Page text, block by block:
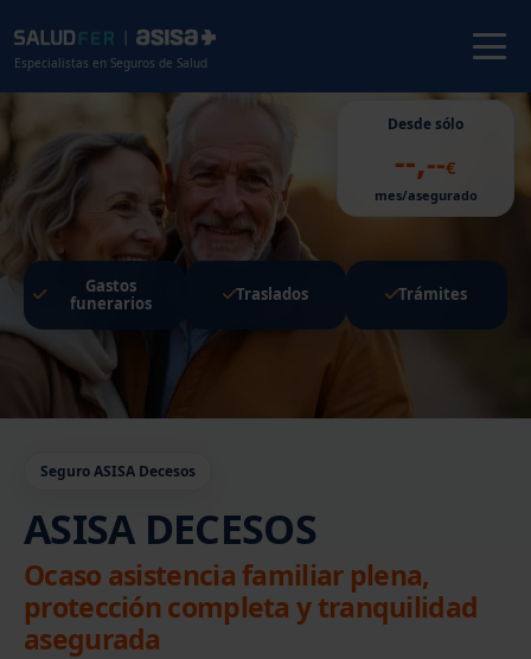
Especialistas en Seguros de Salud
Seguro ASISA Decesos
ASISA DECESOS
Ocaso asistencia familiar plena,
protección completa y tranquilidad
asegurada
Desde sólo
--,--€
mes/asegurado
Gastos
funerarios
Traslados Trámites